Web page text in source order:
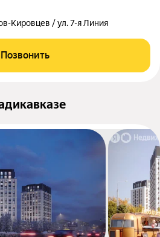
Кировцев / ул. 7-я Линия
Позвонить